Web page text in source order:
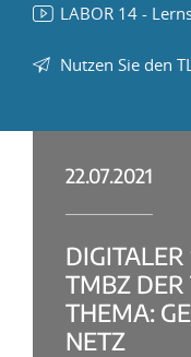
LABOR 14 -
Nutzen Sie den
22.07.2021
TMBZ DER
THEMA:
NETZ